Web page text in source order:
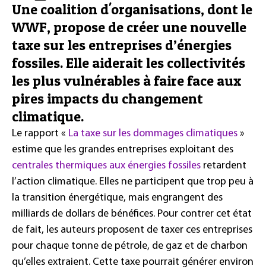
Une coalition d'organisations, dont le
WWF, propose de créer une nouvelle
taxe sur les entreprises d’énergies
fossiles. Elle aiderait les collectivités
les plus vulnérables à faire face aux
pires impacts du changement
climatique.
Le rapport « La taxe sur les dommages climatiques »
estime que les grandes entreprises exploitant des
centrales thermiques aux énergies fossiles retardent
l’action climatique. Elles ne participent que trop peu à
la transition énergétique, mais engrangent des
milliards de dollars de bénéfices. Pour contrer cet état
de fait, les auteurs proposent de taxer ces entreprises
pour chaque tonne de pétrole, de gaz et de charbon
qu’elles extraient. Cette taxe pourrait générer environ